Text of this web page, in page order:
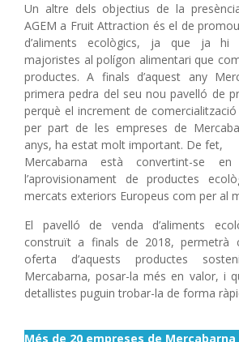
Un altre dels objectius de la
AGEM a Fruit Attraction és el de
d’aliments ecològics, ja que ja hi
majoristes al polígon alimentari que
productes. A finals d’aquest any
primera pedra del seu nou pavelló de
perquè el increment de comercialització
per part de les empreses de
anys, ha estat molt important. De fet,
Mercabarna està convertint-se
l’aprovisionament de productes
mercats exteriors Europeus com per al
El pavelló de venda d’aliments
construït a finals de 2018, permetrà
oferta d’aquests productes
Mercabarna, posar-la més en valor, i
detallistes puguin trobar-la de forma
Més de 20 empreses de Mercabarna